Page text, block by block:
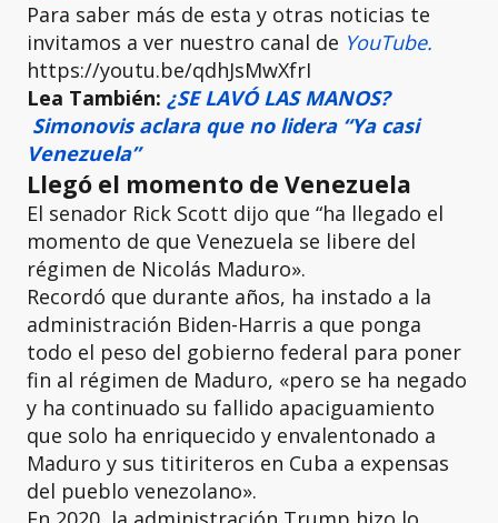
Para saber más de esta y otras noticias te
invitamos a ver nuestro canal de YouTube.
https://youtu.be/qdhJsMwXfrI
Lea También: ¿SE LAVÓ LAS MANOS?
Simonovis aclara que no lidera “Ya casi
Venezuela”
Llegó el momento de Venezuela
El senador Rick Scott dijo que “ha llegado el
momento de que Venezuela se libere del
régimen de Nicolás Maduro».
Recordó que durante años, ha instado a la
administración Biden-Harris a que ponga
todo el peso del gobierno federal para poner
fin al régimen de Maduro, «pero se ha negado
y ha continuado su fallido apaciguamiento
que solo ha enriquecido y envalentonado a
Maduro y sus titiriteros en Cuba a expensas
del pueblo venezolano».